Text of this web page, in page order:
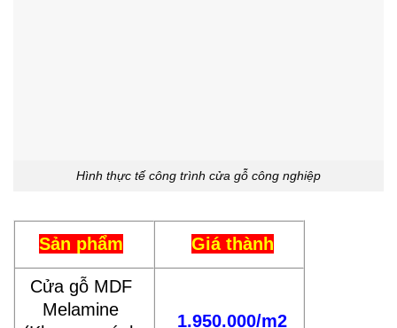
Hình thực tế công trình cửa gỗ công nghiệp
Sản phẩm Giá thành
Cửa gỗ MDF
Melamine
1.950.000/m2